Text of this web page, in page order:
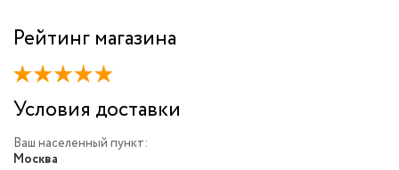
Рейтинг магазина
Условия доставки
Ваш населенный пункт:
Москва